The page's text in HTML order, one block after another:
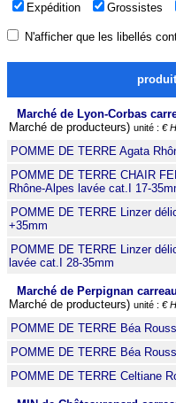
Expédition
Grossistes
N'afficher que les libellés
produit
Marché de Lyon-Corbas
Marché de producteurs) unité : €
POMME DE TERRE Agata
POMME DE TERRE CHAIR
Rhône-Alpes lavée cat.I 17-
POMME DE TERRE Linzer
+35mm
POMME DE TERRE Linzer
lavée cat.I 28-35mm
Marché de Perpignan
Marché de producteurs) unité : €
POMME DE TERRE Béa
POMME DE TERRE Béa
POMME DE TERRE Celtiane